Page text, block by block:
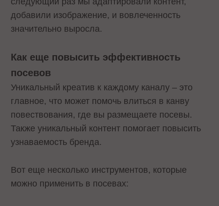
добавили изображение, и вовлеченность
значительно выросла.
Как еще повысить эффективность
посевов
Уникальный креатив к каждому каналу – это
главное, что может помочь влиться в канву
повествования, где вы размещаете посевы.
Также уникальный контент помогает повысить
узнаваемость бренда.
Вот еще несколько инструментов, которые
можно применить в посевах: